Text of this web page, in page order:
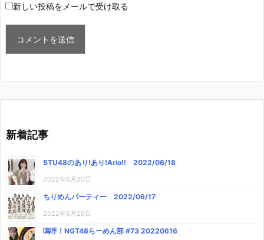
新しい投稿をメールで受け取る
新着記事
STU48のあり!あり!Ario!! 2022/06/18
2022年6月20日
ちりめんパーティー 2022/06/17
2022年6月20日
嗚呼！NGT48らーめん部 #73 20220616